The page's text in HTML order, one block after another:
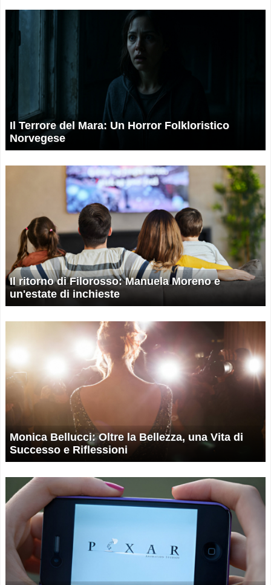
Il Terrore del Mara: Un Horror Folkloristico
Norvegese
Il ritorno di Filorosso: Manuela Moreno e
un'estate di inchieste
Monica Bellucci: Oltre la Bellezza, una Vita di
Successo e Riflessioni